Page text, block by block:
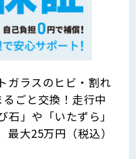
ガラスのヒビ・割れ
ごと交換！走行中
石」や「いたずら」
大25万円（税込）